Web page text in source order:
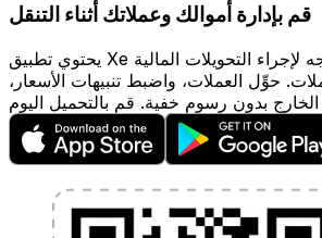
قم بإدارة أموالك وعملاتك أثناء التنقل
يحتوي تطبيق Xe على كل ما تحتاجه لإجراء التحويلات المالية
حوِّل العملات، واضبط تنبيهات الأسعار،